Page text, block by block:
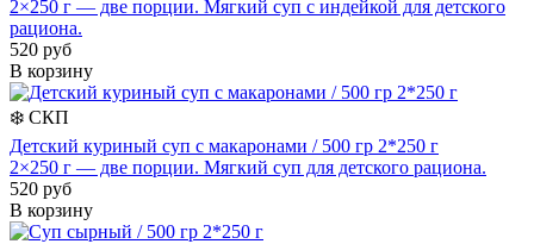
2×250 г — две порции. Мягкий суп с индейкой для детского
рациона.
520 руб
В корзину
❄️ СКП
Детский куриный суп с макаронами / 500 гр 2*250 г
2×250 г — две порции. Мягкий суп для детского рациона.
520 руб
В корзину